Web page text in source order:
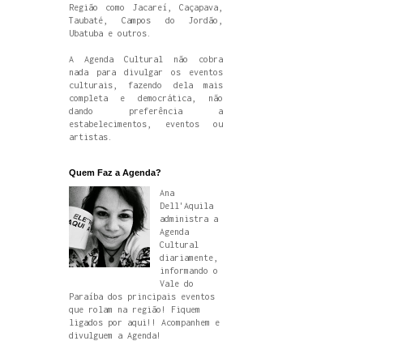
Região como Jacareí, Caçapava,
Taubaté, Campos do Jordão,
Ubatuba e outros.
A Agenda Cultural não cobra
nada para divulgar os eventos
culturais, fazendo dela mais
completa e democrática, não
dando preferência a
estabelecimentos, eventos ou
artistas.
Quem Faz a Agenda?
Ana
Dell'Aquila
administra a
Agenda
Cultural
diariamente,
informando o
Vale do
Paraíba dos principais eventos
que rolam na região! Fiquem
ligados por aqui!! Acompanhem e
divulguem a Agenda!